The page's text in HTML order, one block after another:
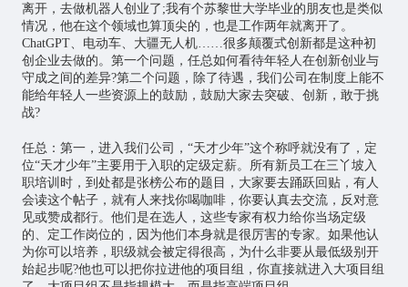
离开，去做机器人创业了;我有个苏黎世大学毕业的朋友也是类似
情况，他在这个领域也算顶尖的，也是工作两年就离开了。
ChatGPT、电动车、大疆无人机……很多颠覆式创新都是这种初
创企业去做的。第一个问题，任总如何看待年轻人在创新创业与
守成之间的差异?第二个问题，除了待遇，我们公司在制度上能不
能给年轻人一些资源上的鼓励，鼓励大家去突破、创新，敢于挑
战?
任总：第一，进入我们公司，“天才少年”这个称呼就没有了，定
位“天才少年”主要用于入职的定级定薪。所有新员工在三丫坡入
职培训时，到处都是张榜公布的题目，大家要去踊跃回贴，有人
会读这个帖子，就有人来找你喝咖啡，你要认真去交流，反对意
见或赞成都行。他们是在选人，这些专家有权力给你当场定级
的、定工作岗位的，因为他们本身就是很厉害的专家。如果他认
为你可以培养，职级就会被定得很高，为什么非要从最低级别开
始起步呢?他也可以把你拉进他的项目组，你直接就进入大项目组